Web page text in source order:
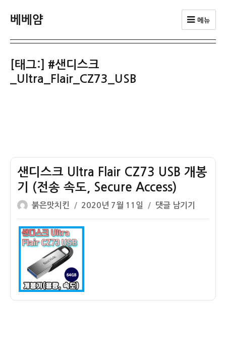
베베얌 메뉴
[태그:] #샌디스크
_Ultra_Flair_CZ73_USB
샌디스크 Ultra Flair CZ73 USB 개봉
기 (전송 속도, Secure Access)
글
쓴
이
붉은맛치킨
작
성
일
2020년 7월 11일
샌
디
댓글 남기기